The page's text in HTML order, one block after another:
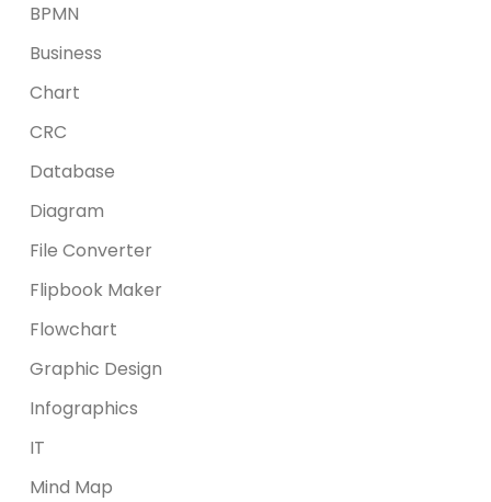
BPMN
Business
Chart
CRC
Database
Diagram
File Converter
Flipbook Maker
Flowchart
Graphic Design
Infographics
IT
Mind Map